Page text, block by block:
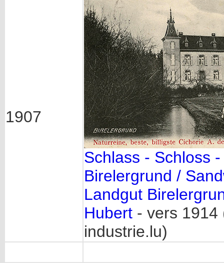
1907
Schlass - Schloss
Birelergrund /
Landgut
Hubert - vers 1914
industrie.lu)